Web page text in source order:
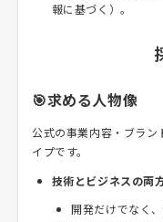
報に基づく）。
🎯求める人物像
公式の事業内容・ブラン
イプです。
技術とビジネスの両
開発だけでなく